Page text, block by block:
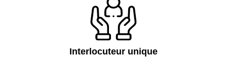
Interlocuteur unique